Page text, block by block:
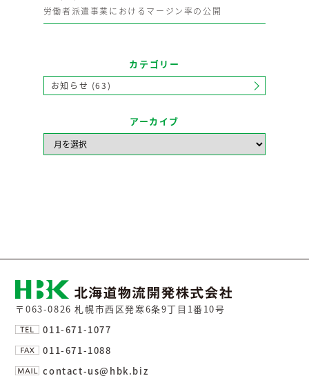
労働者派遣事業におけるマージン率の公開
カテゴリー
お知らせ (63)
アーカイブ
〒063-0826 札幌市西区発寒6条9丁目1番10号
011-671-1077
011-671-1088
contact-us@hbk.biz